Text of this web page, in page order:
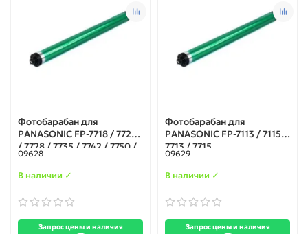
Фотобарабан для
PANASONIC FP-7718 / 7722
/ 7728 / 7735 / 7742 / 7750 /
7752 / 7818 / 7824
09628
В наличии ✓
Запрос цены и наличия
Фотобарабан для
PANASONIC FP-7113 / 7115 /
7713 / 7715
09629
В наличии ✓
Запрос цены и наличия